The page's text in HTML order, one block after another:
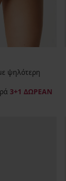
ψηλότερη
3+1 ΔΩΡΕΑΝ